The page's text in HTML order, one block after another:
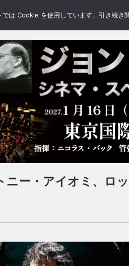
BLOGS FEATURE
ニー・アイオミ、ロ
は Cookie を使用しています。引き続き